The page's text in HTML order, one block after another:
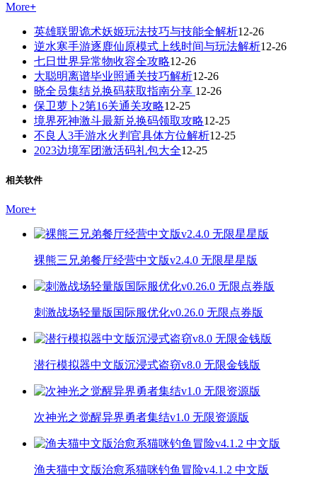
More+
英雄联盟诡术妖姬玩法技巧与技能全解析12-26
逆水寒手游逐鹿仙原模式上线时间与玩法解析12-26
七日世界异常物收容全攻略12-26
大聪明离谱毕业照通关技巧解析12-26
晓全员集结兑换码获取指南分享 12-26
保卫萝卜2第16关通关攻略12-25
境界死神激斗最新兑换码领取攻略12-25
不良人3手游水火判官具体方位解析12-25
2023边境军团激活码礼包大全12-25
相关软件
More+
裸熊三兄弟餐厅经营中文版v2.4.0 无限星星版
刺激战场轻量版国际服优化v0.26.0 无限点券版
潜行模拟器中文版沉浸式盗窃v8.0 无限金钱版
次神光之觉醒异界勇者集结v1.0 无限资源版
渔夫猫中文版治愈系猫咪钓鱼冒险v4.1.2 中文版